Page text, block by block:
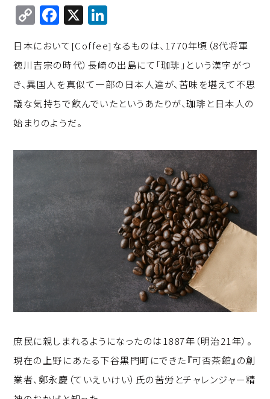
C
o
p
y
Li
n
k
F
a
c
e
b
o
o
k
X
k
e
d
I
日本において[Coffee]なるものは、1770年頃（8代将軍
徳川吉宗の時代）長崎の出島にて「珈琲」という漢字がつ
き、異国人を真似て一部の日本人達が、苦味を堪えて不思
議な気持ちで飲んでいたというあたりが、珈琲と日本人の
始まりのようだ。
庶民に親しまれるようになったのは1887年（明治21年）。
現在の上野にあたる下谷黒門町にできた『可否茶館』の創
業者、鄭永慶（ていえいけい）氏の苦労とチャレンジャー精